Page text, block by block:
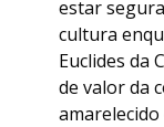
estar
cultura
Euclides da
de valor da